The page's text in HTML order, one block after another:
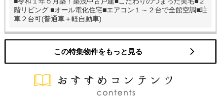
階リビング ■オール電化住宅■エアコン１～２台で全館空調■駐
車２台可(普通車＋軽自動車)
この特集物件をもっと見る